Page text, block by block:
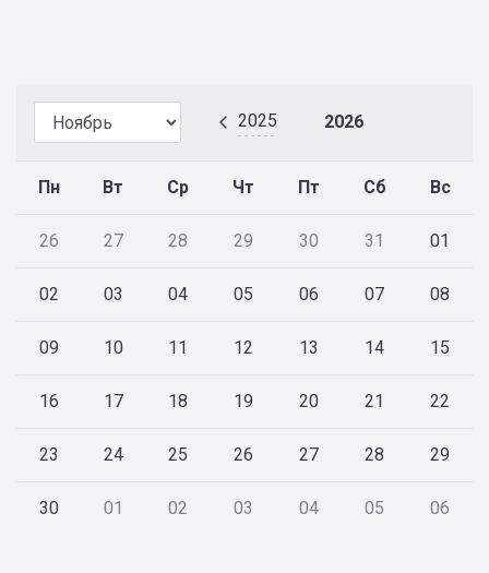
2025 2026
Пн Вт Ср Чт Пт Сб Вс
26 27 28 29 30 31 01
02 03 04 05 06 07 08
09 10 11 12 13 14 15
16 17 18 19 20 21 22
23 24 25 26 27 28 29
30 01 02 03 04 05 06